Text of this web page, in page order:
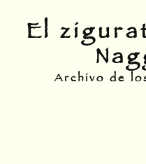
El
Archivo de